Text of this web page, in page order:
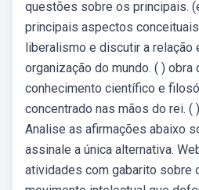
questões sobre os principais.
principais aspectos
liberalismo e discutir a relação
organização do mundo. ( ) obra
conhecimento científico e
concentrado nas mãos do rei. (
Analise as afirmações abaixo
assinale a única alternativa.
atividades com gabarito sobre